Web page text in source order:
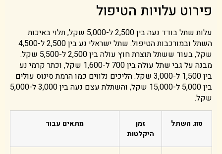
פירוט עלויות הטיפול
עלות שתל בודד נעה בין 2,500 ל-5,000 שקל, תלוי באיכות
השתל ובמורכבות הטיפול. שתל ישראלי נע בין 2,500 ל-4,500
שקל, בעוד ששתל תוצרת חוץ עולה בין 2,500 ל-5,500 שקל.
מבנה על גבי שתל עולה בין 700 ל-1,600 שקל, וכתר קרמי נע
בין 1,500 ל-3,000 שקל. הליכים נלווים כמו הרמת סינוס עולים
בין 5,000 ל-15,000 שקל, והשתלת עצם נעה בין 3,000 ל-5,000
שקל.
סוג השתל
זמן
היקלטות
מתאים עבור